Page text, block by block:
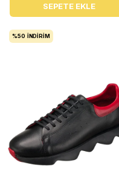
SEPETE EKLE
%50 İNDIRIM